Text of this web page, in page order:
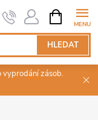
HLEDAT
NÁKUPNÍ
KOŠÍK
vyprodání zásob.